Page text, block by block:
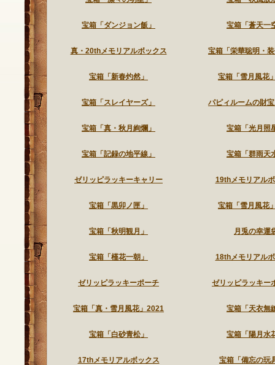
宝箱「ダンジョン飯」 宝箱「蒼天一
真・20thメモリアルボックス 宝箱「栄華聡明・
宝箱「新春灼然」 宝箱「雪月風花
宝箱「スレイヤーズ」 パピィルームの財
宝箱「真・秋月絢爛」 宝箱「光月照
宝箱「記録の地平線」 宝箱「群雨天
ゼリッピラッキーキャリー 19thメモリアル
宝箱「黒卯ノ匣」 宝箱「雪月風花
宝箱「秋明観月」 月兎の幸運
宝箱「槿花一朝」 18thメモリアル
ゼリッピラッキーポーチ ゼリッピラッキー
宝箱「真・雪月風花」2021 宝箱「天衣無
宝箱「白砂青松」 宝箱「陽月水
17thメモリアルボックス 宝箱「備忘の玩